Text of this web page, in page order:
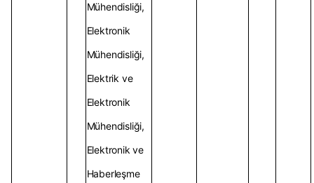
Mühendisliği,
Elektronik
Mühendisliği,
Elektrik ve
Elektronik
Mühendisliği,
Elektronik ve
Haberleşme